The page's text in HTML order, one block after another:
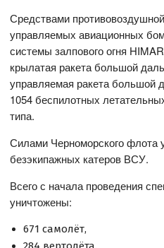
Средствами
управляемых авиационных
системы залпового огня
крылатая ракета большой
управляемая ракета большой
1054 беспилотных
типа.
Силами Черноморского флота
безэкипажных катеров ВСУ.
Всего с начала проведения
уничтожены:
671 самолёт,